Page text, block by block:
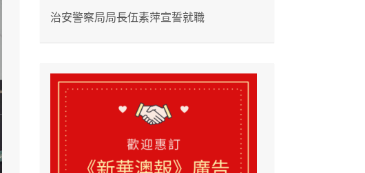
治安警察局局長伍素萍宣誓就職